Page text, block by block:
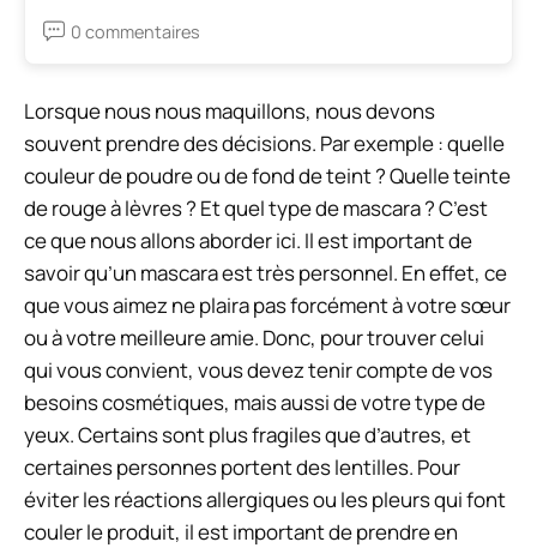
0 commentaires
Lorsque nous nous maquillons, nous devons
souvent prendre des décisions. Par exemple : quelle
couleur de poudre ou de fond de teint ? Quelle teinte
de rouge à lèvres ? Et quel type de mascara ? C’est
ce que nous allons aborder ici. Il est important de
savoir qu’un mascara est très personnel. En effet, ce
que vous aimez ne plaira pas forcément à votre sœur
ou à votre meilleure amie. Donc, pour trouver celui
qui vous convient, vous devez tenir compte de vos
besoins cosmétiques, mais aussi de votre type de
yeux. Certains sont plus fragiles que d’autres, et
certaines personnes portent des lentilles. Pour
éviter les réactions allergiques ou les pleurs qui font
couler le produit, il est important de prendre en